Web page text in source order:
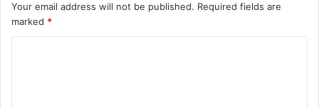
Your email address will not be published. Required fields are
marked *